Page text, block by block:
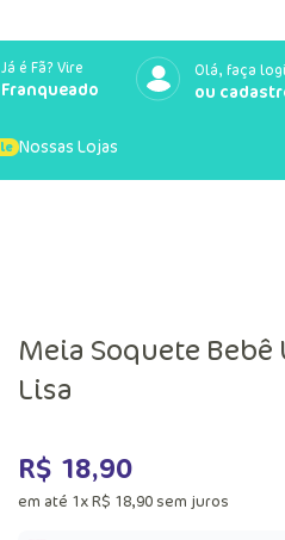
Já é Fã? Vire
Franqueado
Olá, faça
Nossas Lojas
Meia Soquete Bebê
Lisa
R$ 18,90
em até 1xR$ 18,90 sem juros